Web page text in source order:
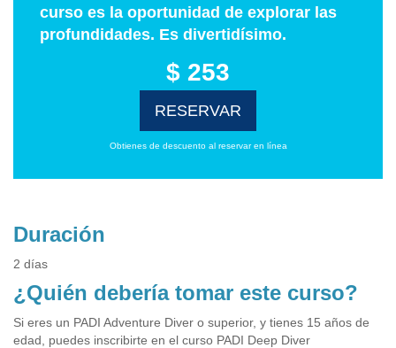
curso es la oportunidad de explorar las
profundidades. Es divertidísimo.
$ 253
RESERVAR
Obtienes de descuento al reservar en línea
Duración
2 días
¿Quién debería tomar este curso?
Si eres un PADI Adventure Diver o superior, y tienes 15 años de
edad, puedes inscribirte en el curso PADI Deep Diver